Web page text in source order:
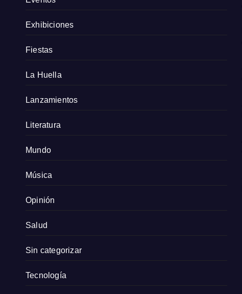
Exhibiciones
Fiestas
La Huella
Lanzamientos
Literatura
Mundo
Música
Opinión
Salud
Sin categorizar
Tecnología